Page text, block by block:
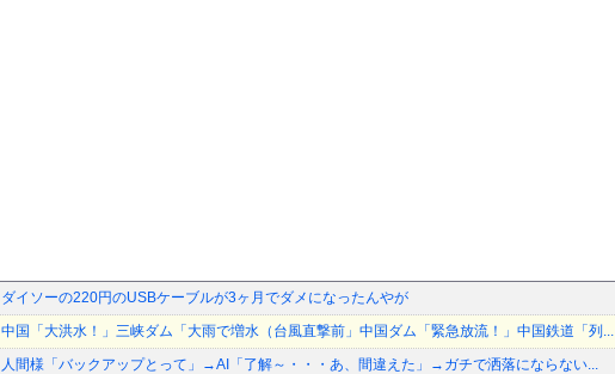
ダイソーの220円のUSBケーブルが3ヶ月でダメになったんやが
中国「大洪水！」三峡ダム「大雨で増水（台風直撃前」中国ダム「緊急放流！」中国鉄道「列...
人間様「バックアップとって」→AI「了解～・・・あ、間違えた」→ガチで洒落にならない...